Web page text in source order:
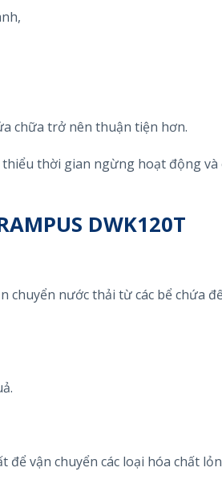
chữa trở nên thuận tiện hơn.
thiểu thời gian ngừng hoạt động và
DWK120T
nước thải từ các bể chứa
vận chuyển các loại hóa chất